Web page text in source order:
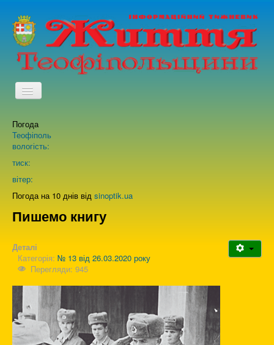
TPL_PROTOSTAR_TOGGLE_MENU
Про нас
Погода
Теофіполь
вологість:
тиск:
вітер:
Погода на 10 днів від sinoptik.ua
Пишемо книгу
Деталі
Категорія: № 13 від 26.03.2020 року
Перегляди: 945